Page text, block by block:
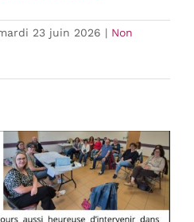
23 juin 2026 | Non